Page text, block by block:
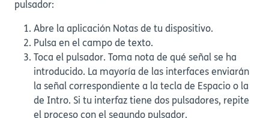
pulsador:
Abre la aplicación Notas de tu dispositivo.
Pulsa en el campo de texto.
Toca el pulsador. Toma nota de qué señal se ha
introducido. La mayoría de las interfaces enviarán
la señal correspondiente a la tecla de Espacio o la
de Intro. Si tu interfaz tiene dos pulsadores, repite
el proceso con el segundo pulsador.